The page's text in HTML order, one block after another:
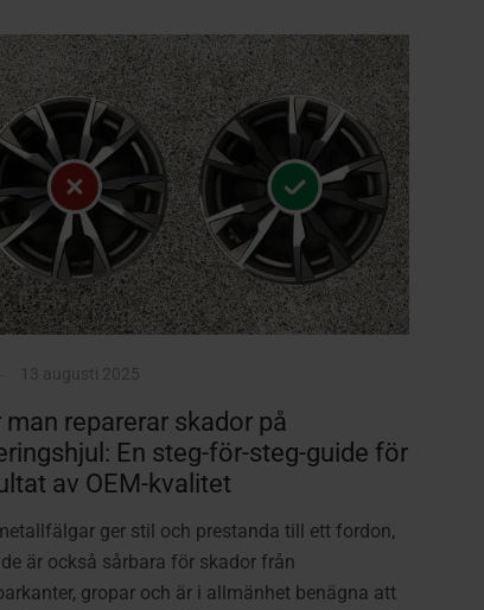
man reparerar skador på
En steg-för-steg-guide för
av OEM-kvalitet
ger stil och prestanda till ett fordon,
är också sårbara för skador från
gropar och är i allmänhet benägna att